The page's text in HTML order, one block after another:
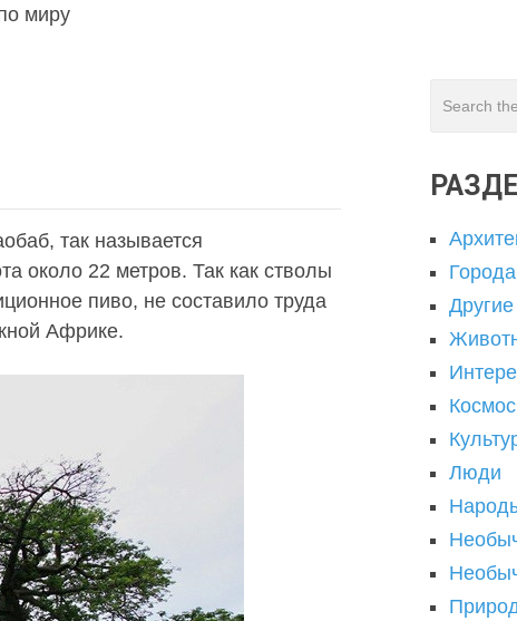
миру
так называется
около 22 метров. Так как стволы
пиво, не составило труда
Африке.
Другие
Космос
Люди